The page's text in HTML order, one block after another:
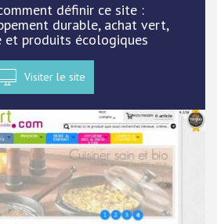
définir ce site :
durable, achat vert,
produits écologiques
Visiter le site